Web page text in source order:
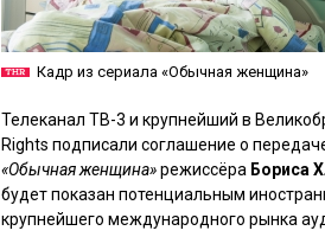
Кадр из сериала «Обычная женщина»
Телеканал ТВ-3 и крупнейший в
Rights подписали соглашение о
«Обычная женщина»режиссёра Бориса
будет показан потенциальным
крупнейшего международного рынка